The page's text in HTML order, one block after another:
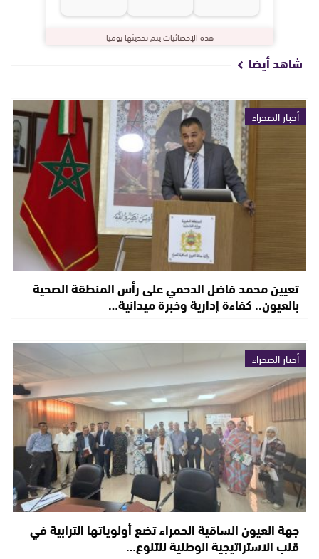
هذه الإحصائيات يتم تحديثها يوميا
شاهد أيضا
أخبار الصحراء
تعيين محمد فاضل الدحمي على رأس المنطقة الصحية
بالعيون.. كفاءة إدارية وخبرة ميدانية…
أخبار الصحراء
جهة العيون الساقية الحمراء تضع أولوياتها الترابية في
قلب الاستراتيجية الوطنية للتنوع…